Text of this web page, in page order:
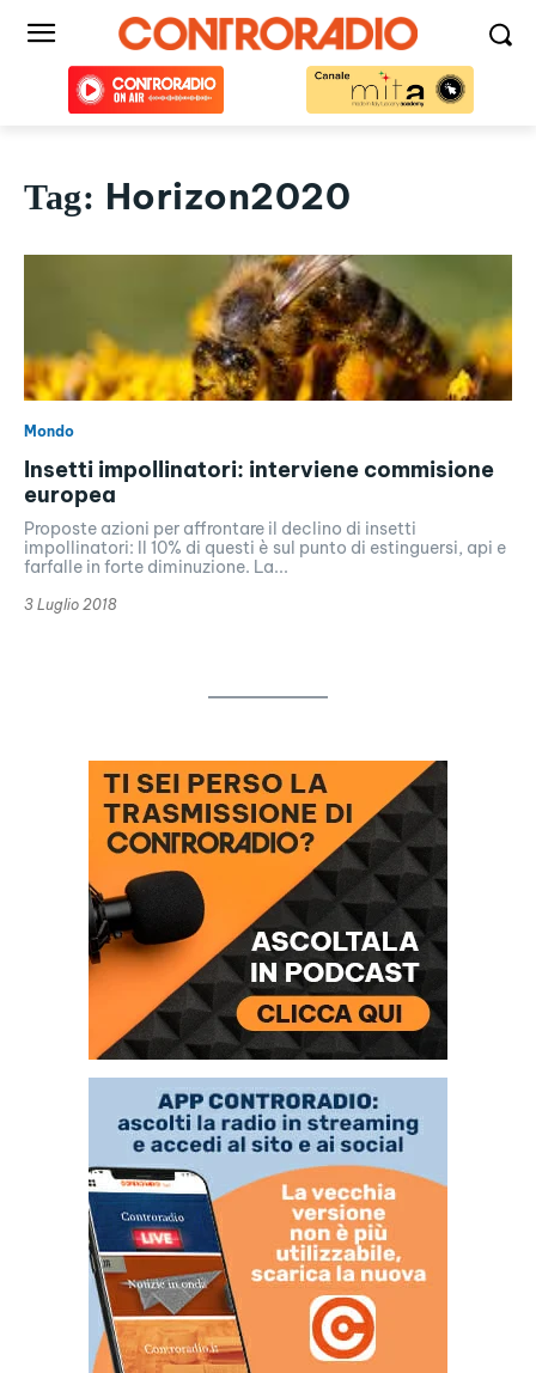
Tag: Horizon2020
Mondo
Insetti impollinatori: interviene commisione
europea
Proposte azioni per affrontare il declino di insetti
impollinatori: Il 10% di questi è sul punto di estinguersi, api e
farfalle in forte diminuzione. La...
3 Luglio 2018